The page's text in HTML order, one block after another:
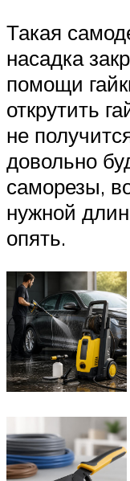
Такая
насадка
помощи
открутить
не
довольно
саморезы,
нужной
опять.